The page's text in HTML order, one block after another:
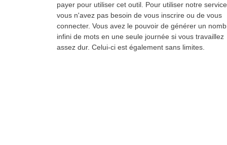
payer pour utiliser cet outil. Pour utiliser notre
vous n'avez pas besoin de vous inscrire ou de vous
connecter. Vous avez le pouvoir de générer un
infini de mots en une seule journée si vous travaillez
assez dur. Celui-ci est également sans limites.